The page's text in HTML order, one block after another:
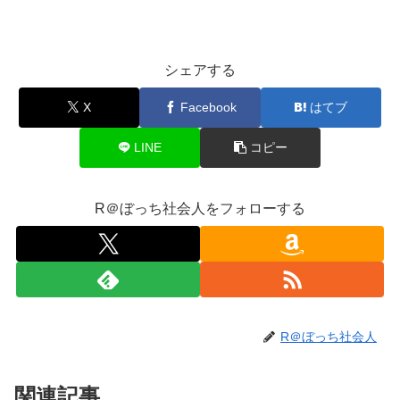
シェアする
X Facebook はてブ
LINE コピー
R＠ぼっち社会人をフォローする
R＠ぼっち社会人